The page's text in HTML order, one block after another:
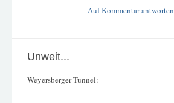
Auf Kommentar antworten
Unweit...
Weyersberger Tunnel: